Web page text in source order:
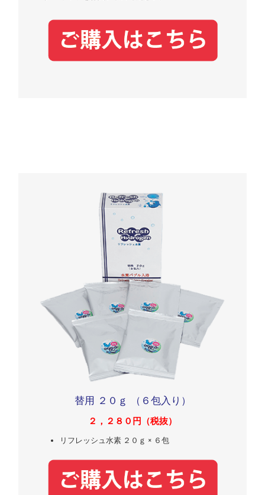
替用 ２０ｇ （６包入り）
２，２８０円（税抜）
リフレッシュ水素 ２０ｇ × ６包